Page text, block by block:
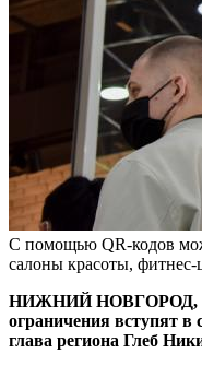
С помощью QR-кодов
салоны красоты,
НИЖНИЙ НОВГОРОД, 22
ограничения вступят в
глава региона Глеб